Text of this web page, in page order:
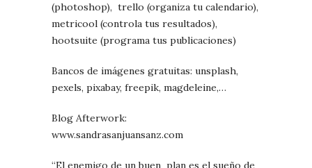
(photoshop), trello (organiza tu calendario),
metricool (controla tus resultados),
hootsuite (programa tus publicaciones)
Bancos de imágenes gratuitas: unsplash,
pexels, pixabay, freepik, magdeleine,…
Blog Afterwork:
www.sandrasanjuansanz.com
“El enemigo de un buen plan es el sueño de